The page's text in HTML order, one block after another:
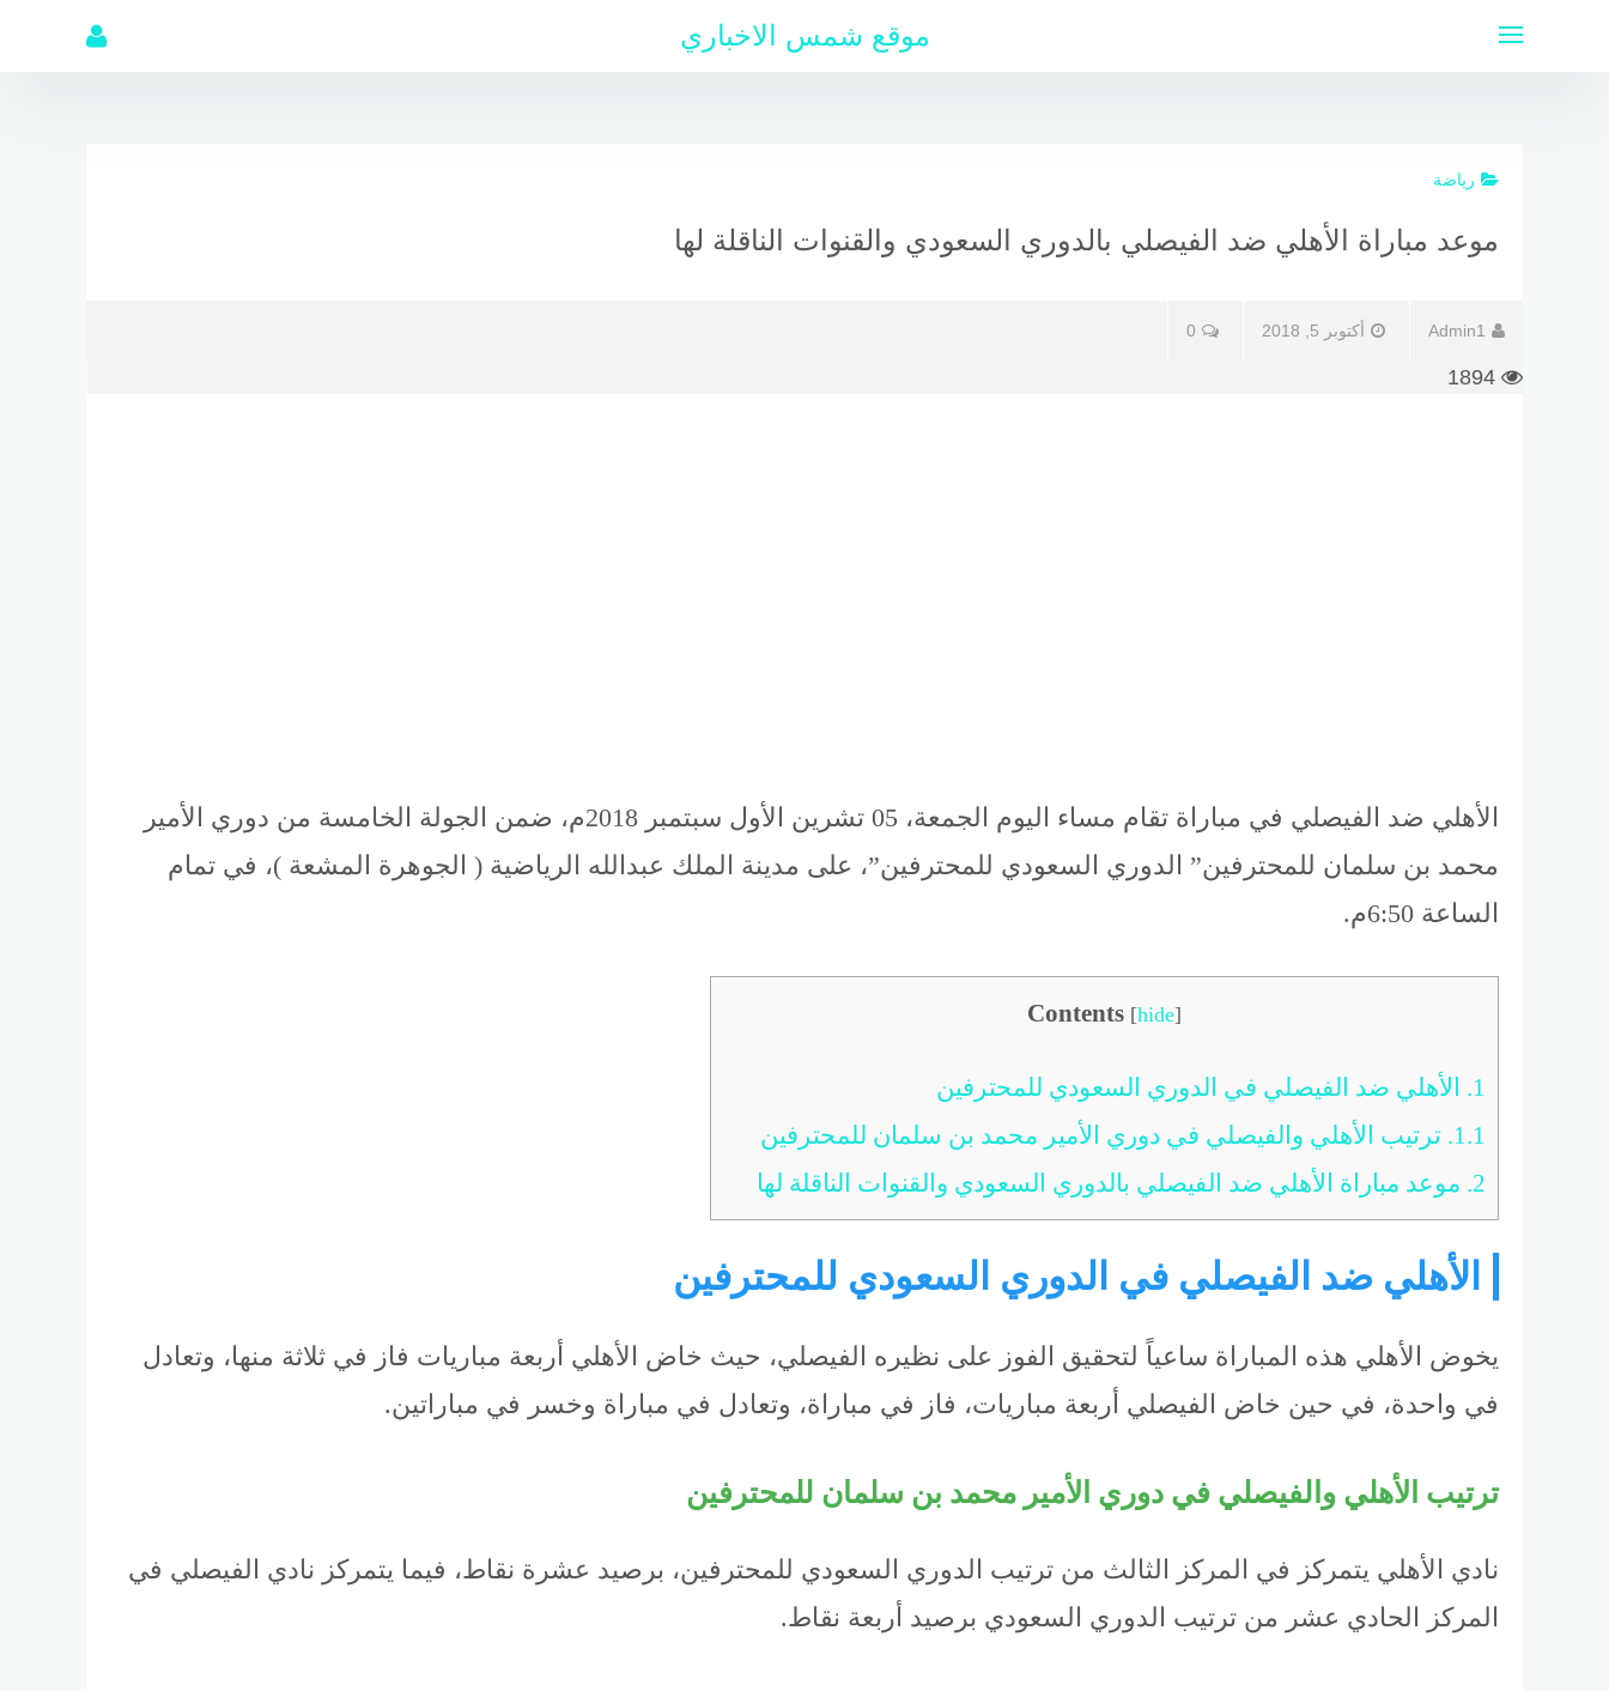
موقع شمس الاخباري
رياضة
موعد مباراة الأهلي ضد الفيصلي بالدوري السعودي والقنوات الناقلة لها
Admin1 أكتوبر 5, 2018 0
1894
الأهلي ضد الفيصلي في مباراة تقام مساء اليوم الجمعة، 05 تشرين الأول سبتمبر 2018م، ضمن الجولة الخامسة من دوري الأمير
محمد بن سلمان للمحترفين” الدوري السعودي للمحترفين”، على مدينة الملك عبدالله الرياضية ( الجوهرة المشعة )، في تمام
الساعة 6:50م.
Contents [hide]
1.
الأهلي ضد الفيصلي في الدوري السعودي للمحترفين
1.1. ترتيب الأهلي والفيصلي في دوري الأمير محمد بن سلمان للمحترفين
2. موعد مباراة الأهلي ضد الفيصلي بالدوري السعودي والقنوات الناقلة لها
الأهلي ضد الفيصلي في الدوري السعودي للمحترفين
يخوض الأهلي هذه المباراة ساعياً لتحقيق الفوز على نظيره الفيصلي، حيث خاض الأهلي أربعة مباريات فاز في ثلاثة منها، وتعادل
في واحدة، في حين خاض الفيصلي أربعة مباريات، فاز في مباراة، وتعادل في مباراة وخسر في مباراتين.
ترتيب الأهلي والفيصلي في دوري الأمير محمد بن سلمان للمحترفين
نادي الأهلي يتمركز في المركز الثالث من ترتيب الدوري السعودي للمحترفين، برصيد عشرة نقاط، فيما يتمركز نادي الفيصلي في
المركز الحادي عشر من ترتيب الدوري السعودي برصيد أربعة نقاط.